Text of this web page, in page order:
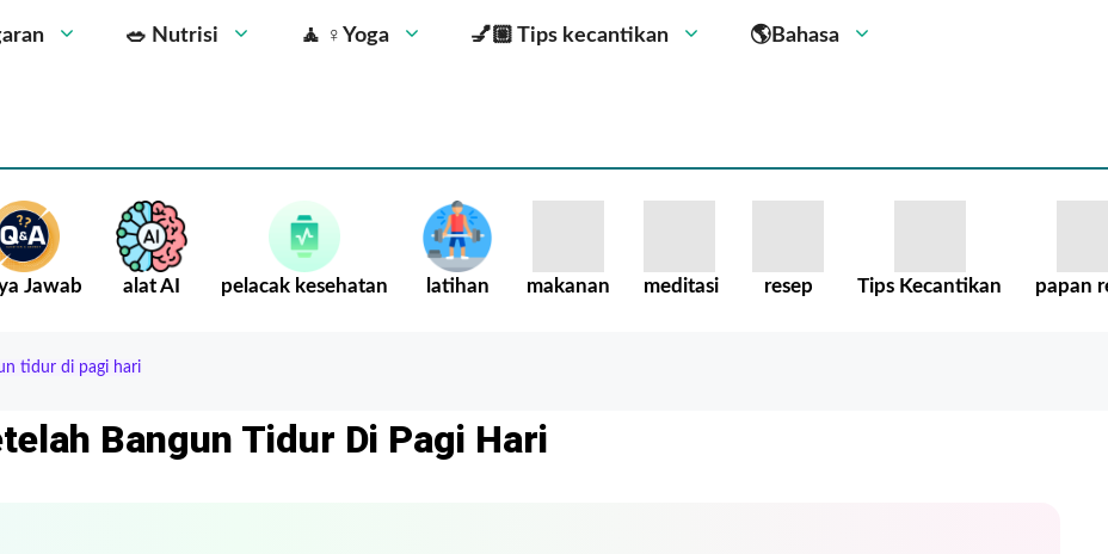
🥗 Nutrisi 🧘 ‍♀️Yoga 💅🏼 Tips kecantikan 🌎Bahasa
Jawab alat AI pelacak kesehatan latihan makanan meditasi resep Tips Kecantikan papan
tidur di pagi hari
Bangun Tidur Di Pagi Hari